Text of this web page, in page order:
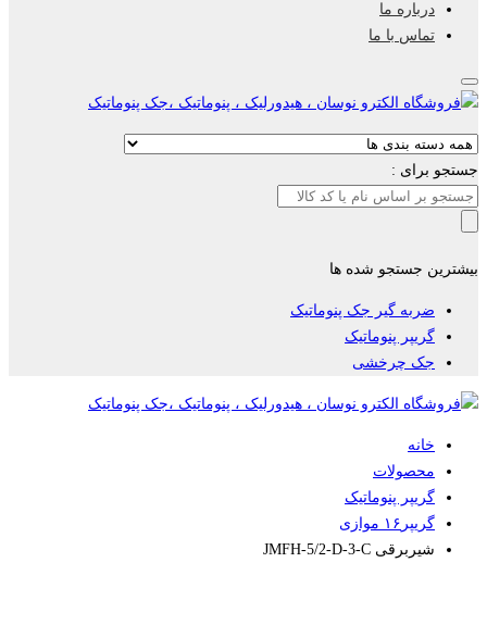
درباره ما
تماس با ما
جستجو برای :
بیشترین جستجو شده ها
ضربه گیر جک پنوماتیک
گریپر پنوماتیک
جک چرخشی
خانه
محصولات
گریپر پنوماتیک
گریپر۱۶ موازی
شیربرقی JMFH-5/2-D-3-C